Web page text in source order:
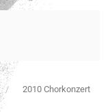
2010 Chorkonzert